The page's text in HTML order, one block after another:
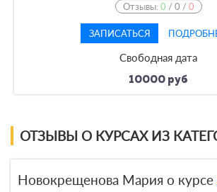
Отзывы:0 /0 /0
ЗАПИСАТЬСЯ
Свободная дата
10000 руб
ОТЗЫВЫ О КУРСАХ ИЗ
Новокрещенова Мария о курсе